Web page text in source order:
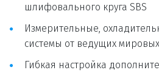
шлифовального круга SBS
Измерительные,
системы от ведущих
Гибкая настройка